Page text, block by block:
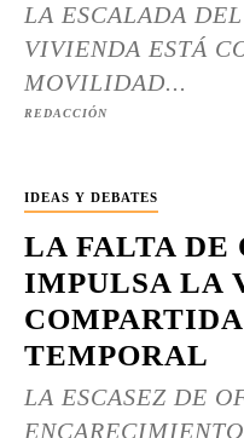
LA ESCALADA
VIVIENDA ESTÁ
MOVILIDAD...
REDACCIÓN
IDEAS Y DEBATES
LA FALTA DE
IMPULSA LA
TEMPORAL
LA ESCASEZ DE